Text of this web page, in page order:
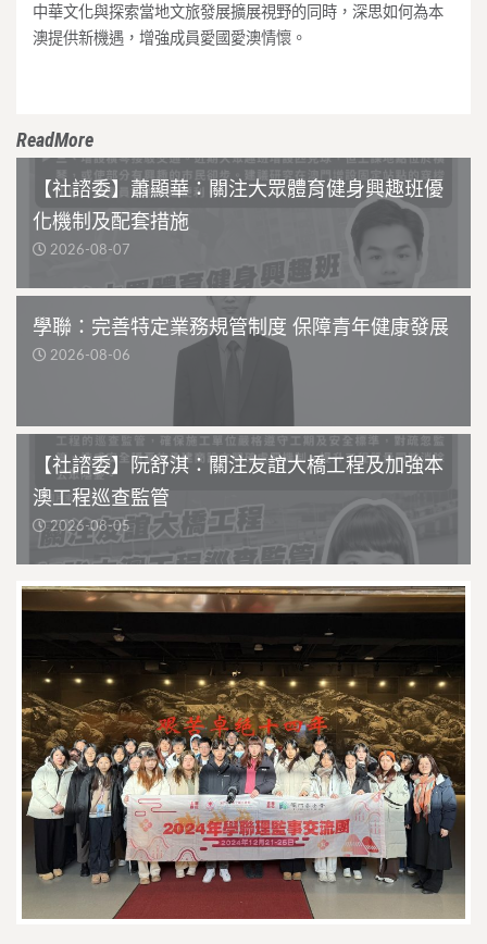
中華文化與探索當地文旅發展擴展視野的同時，深思如何為本
澳提供新機遇，增強成員愛國愛澳情懷。
ReadMore
【社諮委】蕭顯華：關注大眾體育健身興趣班優
化機制及配套措施
2026-08-07
學聯：完善特定業務規管制度 保障青年健康發展
2026-08-06
【社諮委】阮舒淇：關注友誼大橋工程及加強本
澳工程巡查監管
2026-08-05